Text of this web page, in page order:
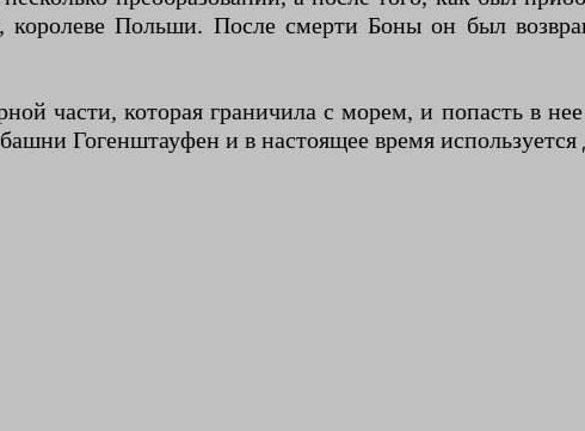
королеве Польши. После смерти Боны он был
части, которая граничила с морем, и попасть в
Гогенштауфен и в настоящее время используется